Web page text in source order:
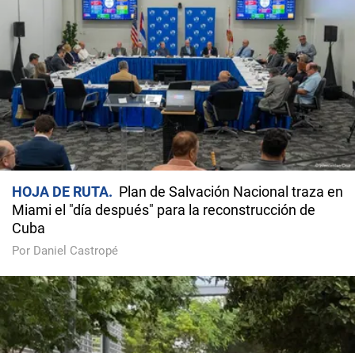
HOJA DE RUTA
Plan de Salvación Nacional traza en
Miami el "día después" para la reconstrucción de
Cuba
Por Daniel Castropé